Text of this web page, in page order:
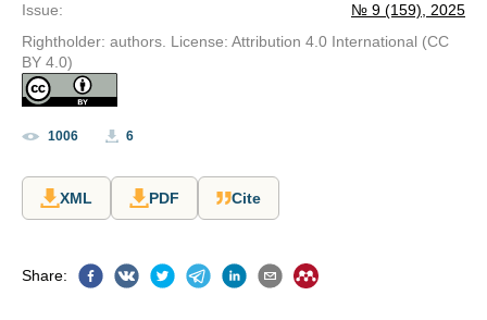
Issue:
№ 9 (159), 2025
Rightholder: authors. License: Attribution 4.0 International (CC
BY 4.0)
1006 6
XML PDF Cite
Share: